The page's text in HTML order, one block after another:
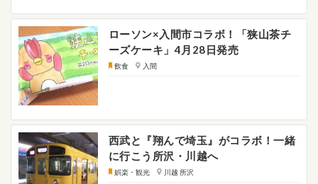
ローソン×入間市コラボ！「狭山茶チ
ーズケーキ」4月28日発売
飲食 入間
西武と『翔んで埼玉』がコラボ！一緒
に行こう所沢・川越へ
娯楽・観光 川越 所沢